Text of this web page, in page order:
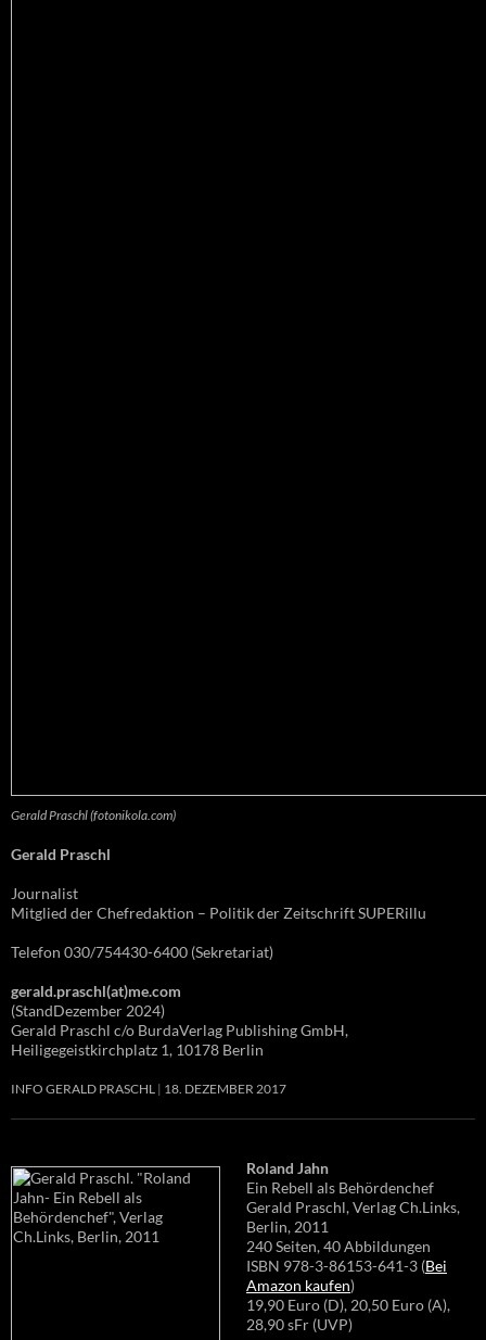
Gerald Praschl (fotonikola.com)
Gerald Praschl
Journalist
Mitglied der Chefredaktion – Politik der Zeitschrift SUPERillu
Telefon 030/754430-6400 (Sekretariat)
gerald.praschl(at)me.com
(StandDezember 2024)
Gerald Praschl c/o BurdaVerlag Publishing GmbH,
Heiligegeistkirchplatz 1, 10178 Berlin
INFO GERALD PRASCHL 18. DEZEMBER 2017
Roland Jahn
Ein Rebell als Behördenchef
Gerald Praschl, Verlag Ch.Links,
Berlin, 2011
240 Seiten, 40 Abbildungen
ISBN 978-3-86153-641-3 (Bei
Amazon kaufen)
19,90 Euro (D), 20,50 Euro (A),
28,90 sFr (UVP)